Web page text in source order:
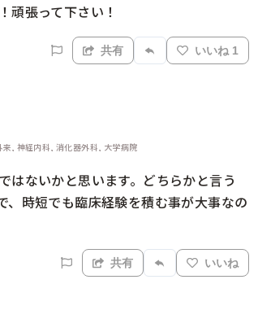
頑張って下さい！
共有 いいね 1
, 神経内科, 消化器外科, 大学病院
はないかと思います。どちらかと言う
、時短でも臨床経験を積む事が大事なの
共有 いいね